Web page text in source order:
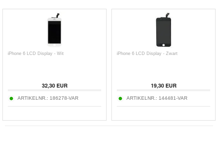
iPhone 6 LCD Display - Wit
32,30EUR
ARTIKELNR.: 186278-VAR
iPhone 6 LCD Display - Zwart
19,30EUR
ARTIKELNR.: 144481-VAR